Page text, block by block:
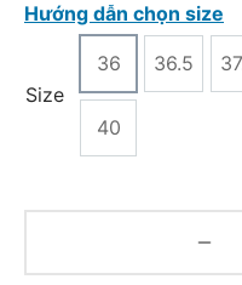
Hướng dẫn chọn size
Size
36 36.5
40